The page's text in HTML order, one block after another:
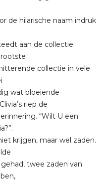
de hilarische naam indruk
aan de collectie
collectie in vele
wat bloeiende
riep de
“Wilt U een
krijgen, maar wel zaden.
twee zaden van